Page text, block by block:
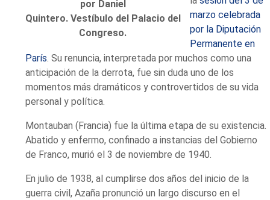
por Daniel
Quintero. Vestíbulo del Palacio del
Congreso.
marzo celebrada
por la Diputación
Permanente en
París . Su renuncia, interpretada por muchos como una
anticipación de la derrota, fue sin duda uno de los
momentos más dramáticos y controvertidos de su vida
personal y política.
Montauban (Francia) fue la última etapa de su existencia.
Abatido y enfermo, confinado a instancias del Gobierno
de Franco, murió el 3 de noviembre de 1940.
En julio de 1938, al cumplirse dos años del inicio de la
guerra civil, Azaña pronunció un largo discurso en el